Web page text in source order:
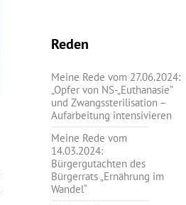
Reden
Meine Rede vom 27.06.2024:
„Opfer von NS-„Euthanasie”
und Zwangssterilisation –
Aufarbeitung intensivieren
Meine Rede vom
14.03.2024:
Bürgergutachten des
Bürgerrats „Ernährung im
Wandel“